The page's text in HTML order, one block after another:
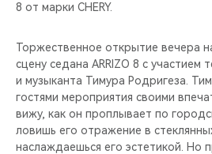
8 от марки CHERY.
Торжественное открытие вечера
сцену седана ARRIZO 8 с участием
и музыканта Тимура Родригеза.
гостями мероприятия своими
вижу, как он проплывает по
ловишь его отражение в
наслаждаешься его эстетикой. Но